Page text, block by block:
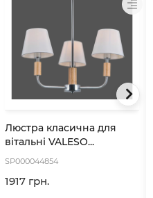
Люстра класична для
вітальні VALESO...
SP000044854
1917 грн.